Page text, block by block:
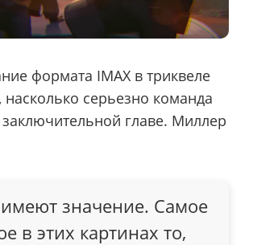
формата IMAX в триквеле
насколько серьезно команда
заключительной главе. Миллер
значение. Самое
в этих картинах то,